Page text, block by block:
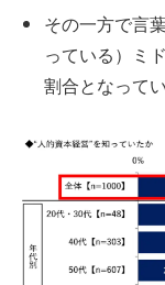
その一方で言
っている）ミ
割合となって